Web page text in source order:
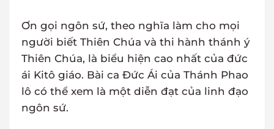
Ơn gọi ngôn sứ, theo nghĩa làm cho mọi
người biết Thiên Chúa và thi hành thánh ý
Thiên Chúa, là biểu hiện cao nhất của đức
ái Kitô giáo. Bài ca Đức Ái của Thánh Phao
lô có thể xem là một diễn đạt của linh đạo
ngôn sứ.